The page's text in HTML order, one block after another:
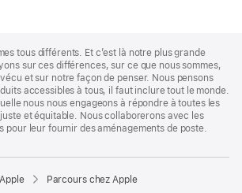
tous différents. Et c’est là notre plus grande
sur ces différences, sur ce que nous sommes,
et sur notre façon de penser. Nous pensons
accessibles à tous, il faut inclure tout le monde.
nous nous engageons à répondre à toutes les
et équitable. Nous collaborerons avec les
pour leur fournir des aménagements de poste.
Parcours chez Apple